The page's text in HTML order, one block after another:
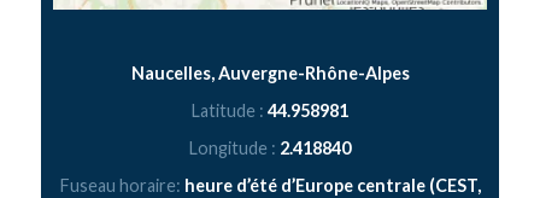
Naucelles, Auvergne-Rhône-Alpes
Latitude : 44.958981
Longitude : 2.418840
Fuseau horaire: heure d’été d’Europe centrale (CEST,